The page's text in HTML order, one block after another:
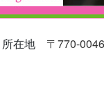
〒770-